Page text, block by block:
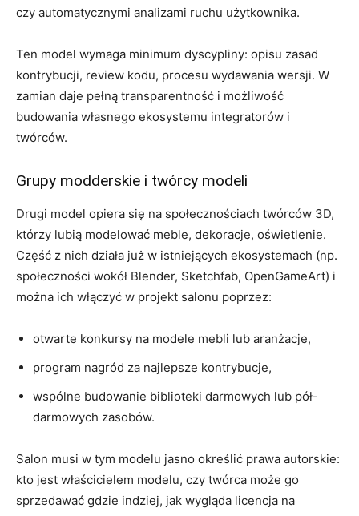
czy automatycznymi analizami ruchu użytkownika.
Ten model wymaga minimum dyscypliny: opisu zasad
kontrybucji, review kodu, procesu wydawania wersji. W
zamian daje pełną transparentność i możliwość
budowania własnego ekosystemu integratorów i
twórców.
Grupy modderskie i twórcy modeli
Drugi model opiera się na społecznościach twórców 3D,
którzy lubią modelować meble, dekoracje, oświetlenie.
Część z nich działa już w istniejących ekosystemach (np.
społeczności wokół Blender, Sketchfab, OpenGameArt) i
można ich włączyć w projekt salonu poprzez:
otwarte konkursy na modele mebli lub aranżacje,
program nagród za najlepsze kontrybucje,
wspólne budowanie biblioteki darmowych lub pół-
darmowych zasobów.
Salon musi w tym modelu jasno określić prawa autorskie:
kto jest właścicielem modelu, czy twórca może go
sprzedawać gdzie indziej, jak wygląda licencja na